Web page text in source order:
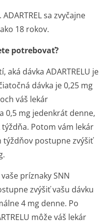
. ADARTREL sa zvyčajne
18 rokov.
potrebovať?
aká dávka ADARTRELU je
dávka je 0,25 mg
váš lekár
0,5 mg jedenkrát denne,
Potom vám lekár
postupne zvýšiť
príznaky SNN
zvýšiť vašu dávku
4 mg denne. Po
môže váš lekár